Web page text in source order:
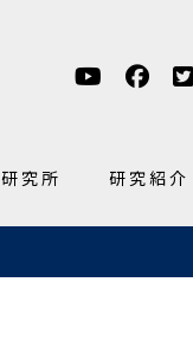
研究所 研究紹介